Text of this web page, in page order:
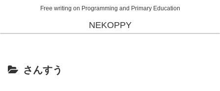
Free writing on Programming and Primary Education
NEKOPPY
さんすう